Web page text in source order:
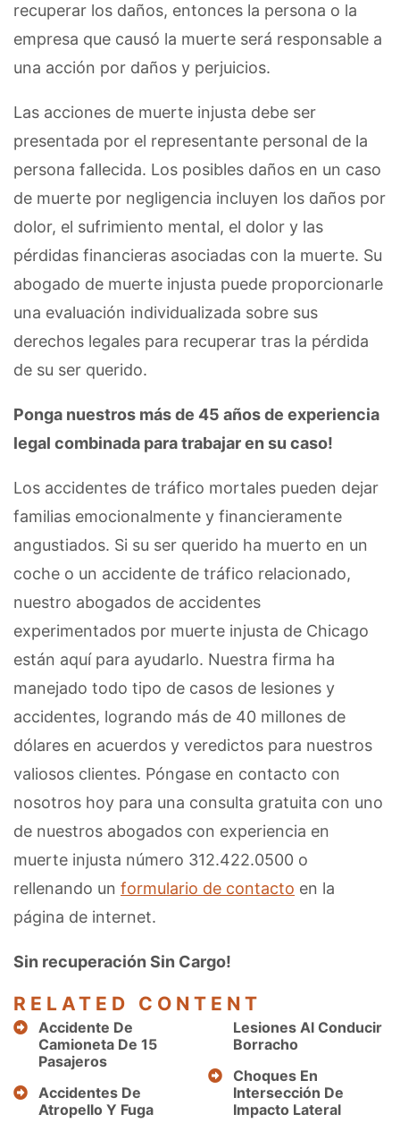
recuperar los daños, entonces la persona o la
empresa que causó la muerte será responsable a
una acción por daños y perjuicios.
Las acciones de muerte injusta debe ser
presentada por el representante personal de la
persona fallecida. Los posibles daños en un caso
de muerte por negligencia incluyen los daños por
dolor, el sufrimiento mental, el dolor y las
pérdidas financieras asociadas con la muerte. Su
abogado de muerte injusta puede proporcionarle
una evaluación individualizada sobre sus
derechos legales para recuperar tras la pérdida
de su ser querido.
Ponga nuestros más de 45 años de experiencia
legal combinada para trabajar en su caso!
Los accidentes de tráfico mortales pueden dejar
familias emocionalmente y financieramente
angustiados. Si su ser querido ha muerto en un
coche o un accidente de tráfico relacionado,
nuestro abogados de accidentes
experimentados por muerte injusta de Chicago
están aquí para ayudarlo. Nuestra firma ha
manejado todo tipo de casos de lesiones y
accidentes, logrando más de 40 millones de
dólares en acuerdos y veredictos para nuestros
valiosos clientes. Póngase en contacto con
nosotros hoy para una consulta gratuita con uno
de nuestros abogados con experiencia en
muerte injusta número 312.422.0500 o
rellenando un formulario de contacto en la
página de internet.
Sin recuperación Sin Cargo!
RELATED CONTENT
Accidente De
Camioneta De 15
Pasajeros
Accidentes De
Atropello Y Fuga
Lesiones Al Conducir
Borracho
Choques En
Intersección De
Impacto Lateral